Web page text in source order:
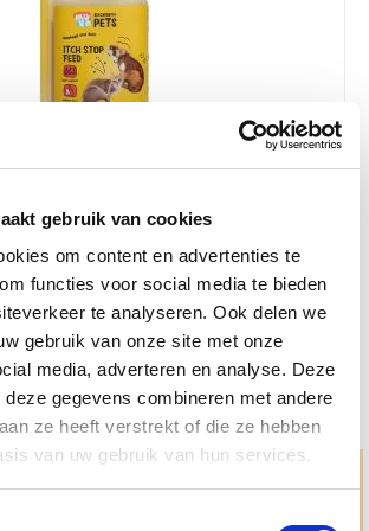
gebruik van cookies
om content en advertenties te
functies voor social media te bieden
te analyseren. Ook delen we
gebruik van onze site met onze
media, adverteren en analyse. Deze
deze gegevens combineren met andere
ze heeft verstrekt of die ze hebben
van uw gebruik van hun services.
4.0
rating
1 Beoordeling
Pets Itch Stop Feed 250ml
Nog maar 1 beschikbaar
€ 17,80 € 16,91
nodig?